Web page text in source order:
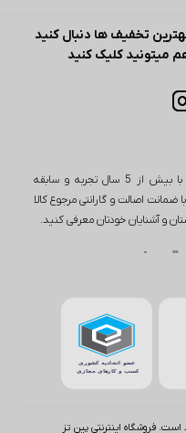
تخفیف ها دنبال کنید
فروشگاه تخصصی کالای دیجیتال با بیش از 5 سال تجربه و سابقه
اصالت و گارانتی مرجوع کالا
و آشنایان خودتان معرفی کنید.
محصولات دیگر ارائه می‌دهد. به
قیمت گوشی باشید، پین تز
اپل و سامسونگ مانند آیفون
قرار می‌دهد. همچنین برای
فروشگاه اینترنتی پین تز